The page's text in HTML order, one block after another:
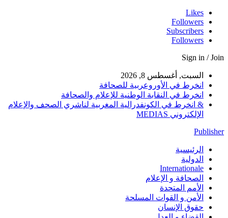
Likes
Followers
Subscribers
Followers
Sign in / Join
السبت, أغسطس 8, 2026
انخرط في الأوروعربية للصحافة
انخرط في النقابة الوطنية للإعلام والصحافة
& انخرط في الكونفدرالية المغربية لناشري الصحف والإعلام
الإلكتروني MEDIAS
Publisher
الرئيسية
الدولية
Internationale
الصحافة و الإعلام
الأمم المتحدة
الأمن و القوات المسلحة
حقوق الإنسان